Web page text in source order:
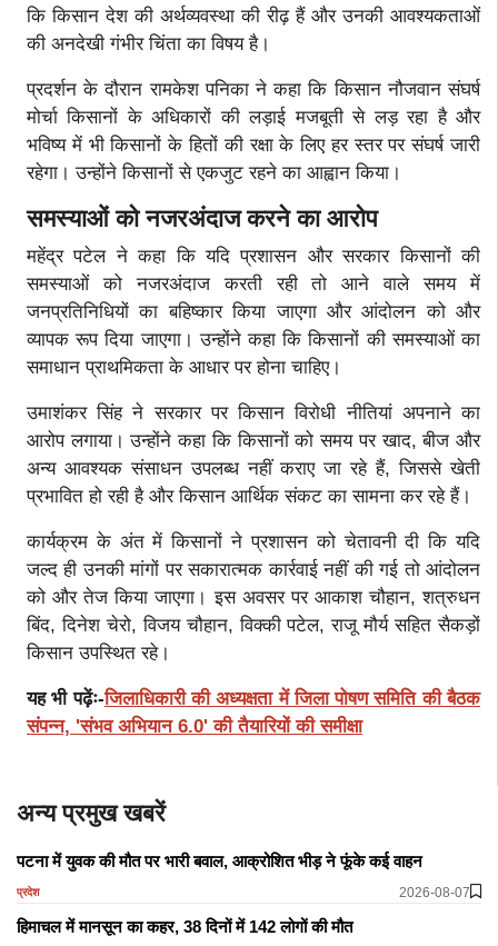
कि किसान देश की अर्थव्यवस्था की रीढ़ हैं और उनकी आवश्यकताओं
की अनदेखी गंभीर चिंता का विषय है।
प्रदर्शन के दौरान रामकेश पनिका ने कहा कि किसान नौजवान संघर्ष
मोर्चा किसानों के अधिकारों की लड़ाई मजबूती से लड़ रहा है और
भविष्य में भी किसानों के हितों की रक्षा के लिए हर स्तर पर संघर्ष जारी
रहेगा। उन्होंने किसानों से एकजुट रहने का आह्वान किया।
समस्याओं को नजरअंदाज करने का आरोप
महेंद्र पटेल ने कहा कि यदि प्रशासन और सरकार किसानों की
समस्याओं को नजरअंदाज करती रही तो आने वाले समय में
जनप्रतिनिधियों का बहिष्कार किया जाएगा और आंदोलन को और
व्यापक रूप दिया जाएगा। उन्होंने कहा कि किसानों की समस्याओं का
समाधान प्राथमिकता के आधार पर होना चाहिए।
उमाशंकर सिंह ने सरकार पर किसान विरोधी नीतियां अपनाने का
आरोप लगाया। उन्होंने कहा कि किसानों को समय पर खाद, बीज और
अन्य आवश्यक संसाधन उपलब्ध नहीं कराए जा रहे हैं, जिससे खेती
प्रभावित हो रही है और किसान आर्थिक संकट का सामना कर रहे हैं।
कार्यक्रम के अंत में किसानों ने प्रशासन को चेतावनी दी कि यदि
जल्द ही उनकी मांगों पर सकारात्मक कार्रवाई नहीं की गई तो आंदोलन
को और तेज किया जाएगा। इस अवसर पर आकाश चौहान, शत्रुधन
बिंद, दिनेश चेरो, विजय चौहान, विक्की पटेल, राजू मौर्य सहित सैकड़ों
किसान उपस्थित रहे।
यह भी पढ़ेंः-जिलाधिकारी की अध्यक्षता में जिला पोषण समिति की बैठक
संपन्न, 'संभव अभियान 6.0' की तैयारियों की समीक्षा
अन्य प्रमुख खबरें
पटना में युवक की मौत पर भारी बवाल, आक्रोशित भीड़ ने फूंके कई वाहन
प्रदेश 2026-08-07
हिमाचल में मानसून का कहर, 38 दिनों में 142 लोगों की मौत